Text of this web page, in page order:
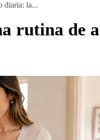
diaria: la...
rutina de